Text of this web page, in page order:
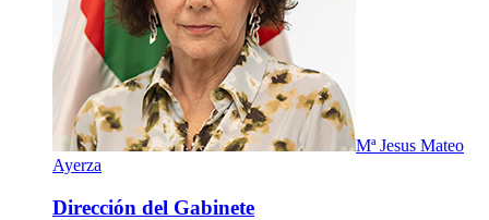
Mª Jesus Mateo
Ayerza
Dirección del Gabinete